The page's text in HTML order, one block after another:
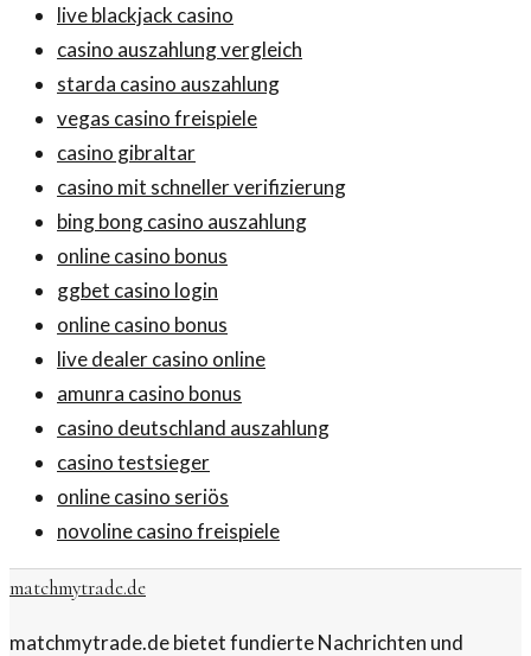
live blackjack casino
casino auszahlung vergleich
starda casino auszahlung
vegas casino freispiele
casino gibraltar
casino mit schneller verifizierung
bing bong casino auszahlung
online casino bonus
ggbet casino login
online casino bonus
live dealer casino online
amunra casino bonus
casino deutschland auszahlung
casino testsieger
online casino seriös
novoline casino freispiele
matchmytrade.de
matchmytrade.de bietet fundierte Nachrichten und